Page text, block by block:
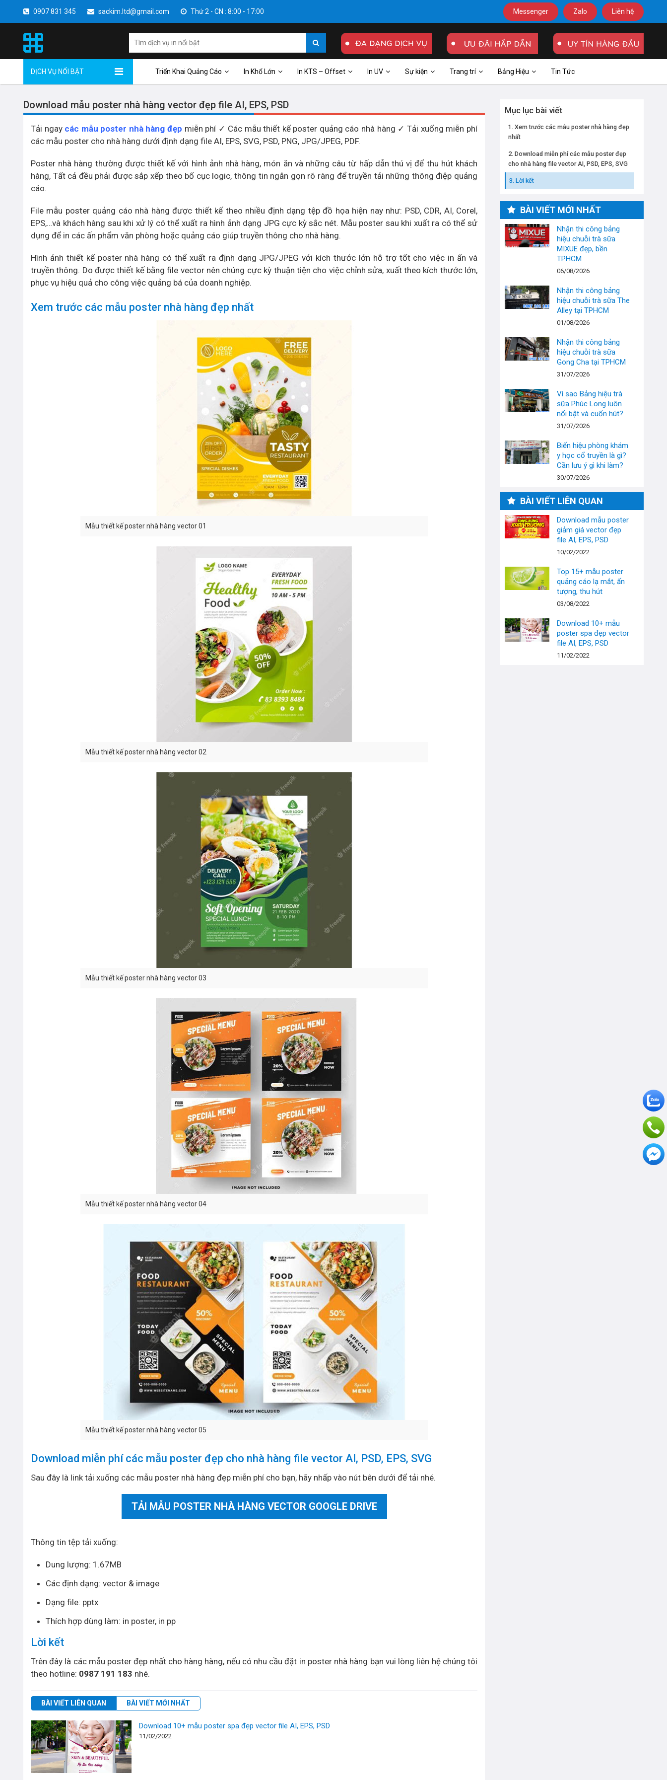
0907 831 345 sackim.ltd@gmail.com Thứ 2 - CN : 8:00 - 17:00 Messenger Zalo Liên hệ
DỊCH VỤ NỔI BẬT Triển Khai Quảng Cáo In Khổ Lớn In KTS – Offset In UV Sự kiện Trang trí Bảng Hiệu Tin Tức
Download mẫu poster nhà hàng vector đẹp file AI, EPS, PSD
Tải ngay các mẫu poster nhà hàng đẹp miễn phí ✓ Các mẫu thiết kế poster quảng cáo nhà hàng ✓ Tải xuống miễn phí
các mẫu poster cho nhà hàng dưới định dạng file AI, EPS, SVG, PSD, PNG, JPG/JPEG, PDF.
Poster nhà hàng thường được thiết kế với hình ảnh nhà hàng, món ăn và những câu từ hấp dẫn thú vị để thu hút khách
hàng, Tất cả đều phải được sắp xếp theo bố cục logic, thông tin ngắn gọn rõ ràng để truyền tải những thông điệp quảng
cáo.
File mẫu poster quảng cáo nhà hàng được thiết kế theo nhiều định dạng tệp đồ họa hiện nay như: PSD, CDR, AI, Corel,
EPS,…và khách hàng sau khi xử lý có thể xuất ra hình ảnh dạng JPG cực kỳ sắc nét. Mẫu poster sau khi xuất ra có thể sử
dụng để in các ấn phẩm văn phòng hoặc quảng cáo giúp truyền thông cho nhà hàng.
Hình ảnh thiết kế poster nhà hàng có thể xuất ra định dạng JPG/JPEG với kích thước lớn hỗ trợ tốt cho việc in ấn và
truyền thông. Do được thiết kế bằng file vector nên chúng cực kỳ thuận tiện cho việc chỉnh sửa, xuất theo kích thước lớn,
phục vụ hiệu quả cho công việc quảng bá của doanh nghiệp.
Xem trước các mẫu poster nhà hàng đẹp nhất
Mẫu thiết kế poster nhà hàng vector 01
Mẫu thiết kế poster nhà hàng vector 02
Mẫu thiết kế poster nhà hàng vector 03
Mẫu thiết kế poster nhà hàng vector 04
Mẫu thiết kế poster nhà hàng vector 05
Download miễn phí các mẫu poster đẹp cho nhà hàng file vector AI, PSD, EPS, SVG
Sau đây là link tải xuống các mẫu poster nhà hàng đẹp miễn phí cho bạn, hãy nhấp vào nút bên dưới để tải nhé.
TẢI MẪU POSTER NHÀ HÀNG VECTOR GOOGLE DRIVE
Thông tin tệp tải xuống:
Dung lượng: 1.67MB
Các định dạng: vector & image
Dạng file: pptx
Thích hợp dùng làm: in poster, in pp
Lời kết
Trên đây là các mẫu poster đẹp nhất cho hàng hàng, nếu có nhu cầu đặt in poster nhà hàng bạn vui lòng liên hệ chúng tôi
theo hotline: 0987 191 183 nhé.
BÀI VIẾT LIÊN QUAN BÀI VIẾT MỚI NHẤT
Download 10+ mẫu poster spa đẹp vector file AI, EPS, PSD
11/02/2022
Mục lục bài viết
Xem trước các mẫu poster nhà hàng đẹp
nhất
Download miễn phí các mẫu poster đẹp
cho nhà hàng file vector AI, PSD, EPS, SVG
Lời kết
BÀI VIẾT MỚI NHẤT
Nhận thi công bảng
hiệu chuỗi trà sữa
MIXUE đẹp, bền
TPHCM
06/08/2026
Nhận thi công bảng
hiệu chuỗi trà sữa The
Alley tại TPHCM
01/08/2026
Nhận thi công bảng
hiệu chuỗi trà sữa
Gong Cha tại TPHCM
31/07/2026
Vì sao Bảng hiệu trà
sữa Phúc Long luôn
nổi bật và cuốn hút?
31/07/2026
Biển hiệu phòng khám
y học cổ truyền là gì?
Cần lưu ý gì khi làm?
30/07/2026
BÀI VIẾT LIÊN QUAN
Download mẫu poster
giảm giá vector đẹp
file AI, EPS, PSD
10/02/2022
Top 15+ mẫu poster
quảng cáo lạ mắt, ấn
tượng, thu hút
03/08/2022
Download 10+ mẫu
poster spa đẹp vector
file AI, EPS, PSD
11/02/2022